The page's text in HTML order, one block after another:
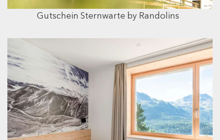
Gutschein Sternwarte by Randolins